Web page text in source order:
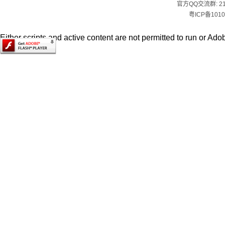
官方QQ交流群:
粤ICP备
Either scripts and active content are not permitted to run or